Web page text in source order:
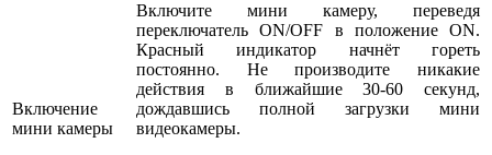
Включение
мини камеры
Включите мини камеру, переведя
переключатель ON/OFF в положение ON.
Красный индикатор начнёт гореть
постоянно. Не производите никакие
действия в ближайшие 30-60 секунд,
дождавшись полной загрузки мини
видеокамеры.